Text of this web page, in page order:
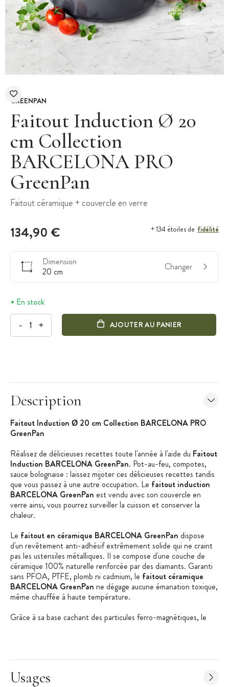
GREENPAN
Faitout Induction Ø 20
cm Collection
BARCELONA PRO
GreenPan
Faitout céramique + couvercle en verre
134,90 € + 134 étoiles de fidélité
Dimension
20 cm
Changer
En stock
- + AJOUTER AU PANIER
Description
Faitout Induction Ø 20 cm Collection BARCELONA PRO
GreenPan
Réalisez de délicieuses recettes toute l'année à l'aide du Faitout
Induction BARCELONA GreenPan. Pot-au-feu, compotes,
sauce bolognaise : laissez mijoter ces délicieuses recettes tandis
que vous passez à une autre occupation. Le faitout induction
BARCELONA GreenPan est vendu avec son couvercle en
verre ainsi, vous pourrez surveiller la cuisson et conserver la
chaleur.
Le faitout en céramique BARCELONA GreenPan dispose
d'un revêtement anti-adhésif extrêmement solide qui ne craint
pas les ustensiles métalliques. Il se compose d'une couche de
céramique 100% naturelle renforcée par des diamants. Garanti
sans PFOA, PTFE, plomb ni cadmium, le faitout céramique
BARCELONA GreenPan ne dégage aucune émanation toxique,
même chauffée à haute température.
Grâce à sa base cachant des particules ferro-magnétiques, le
porter en toute sécurité et même le mettre au four afin de
Usages